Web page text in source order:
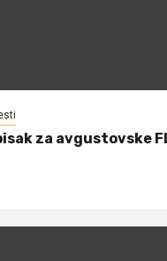
za avgustovske